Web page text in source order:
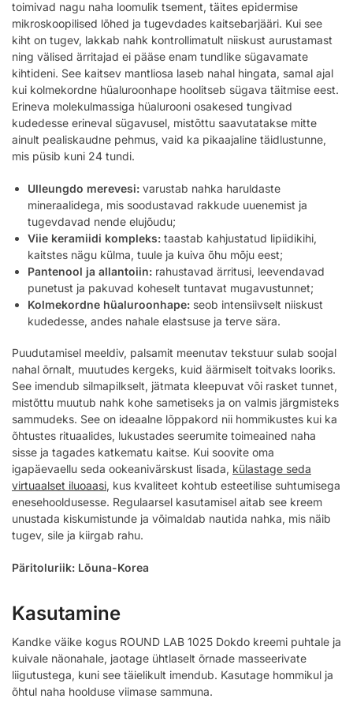
toimivad nagu naha loomulik tsement, täites epidermise
mikroskoopilised lõhed ja tugevdades kaitsebarjääri. Kui see
kiht on tugev, lakkab nahk kontrollimatult niiskust aurustamast
ning välised ärritajad ei pääse enam tundlike sügavamate
kihtideni. See kaitsev mantliosa laseb nahal hingata, samal ajal
kui kolmekordne hüaluroonhape hoolitseb sügava täitmise eest.
Erineva molekulmassiga hüalurooni osakesed tungivad
kudedesse erineval sügavusel, mistõttu saavutatakse mitte
ainult pealiskaudne pehmus, vaid ka pikaajaline täidlustunne,
mis püsib kuni 24 tundi.
Ulleungdo merevesi: varustab nahka haruldaste
mineraalidega, mis soodustavad rakkude uuenemist ja
tugevdavad nende elujõudu;
Viie keramiidi kompleks: taastab kahjustatud lipiidikihi,
kaitstes nägu külma, tuule ja kuiva õhu mõju eest;
Pantenool ja allantoiin: rahustavad ärritusi, leevendavad
punetust ja pakuvad koheselt tuntavat mugavustunnet;
Kolmekordne hüaluroonhape: seob intensiivselt niiskust
kudedesse, andes nahale elastsuse ja terve sära.
Puudutamisel meeldiv, palsamit meenutav tekstuur sulab soojal
nahal õrnalt, muutudes kergeks, kuid äärmiselt toitvaks looriks.
See imendub silmapilkselt, jätmata kleepuvat või rasket tunnet,
mistõttu muutub nahk kohe sametiseks ja on valmis järgmisteks
sammudeks. See on ideaalne lõppakord nii hommikustes kui ka
õhtustes rituaalides, lukustades seerumite toimeained naha
sisse ja tagades katkematu kaitse. Kui soovite oma
igapäevaellu seda ookeanivärskust lisada, külastage seda
virtuaalset iluoaasi, kus kvaliteet kohtub esteetilise suhtumisega
enesehooldusesse. Regulaarsel kasutamisel aitab see kreem
unustada kiskumistunde ja võimaldab nautida nahka, mis näib
tugev, sile ja kiirgab rahu.
Päritoluriik: Lõuna-Korea
Kasutamine
Kandke väike kogus ROUND LAB 1025 Dokdo kreemi puhtale ja
kuivale näonahale, jaotage ühtlaselt õrnade masseerivate
liigutustega, kuni see täielikult imendub. Kasutage hommikul ja
õhtul naha hoolduse viimase sammuna.